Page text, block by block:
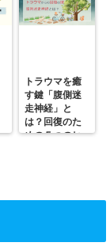
トラウマを癒
す鍵「腹側迷
走神経」と
は？回復のた
めの５つのヒ